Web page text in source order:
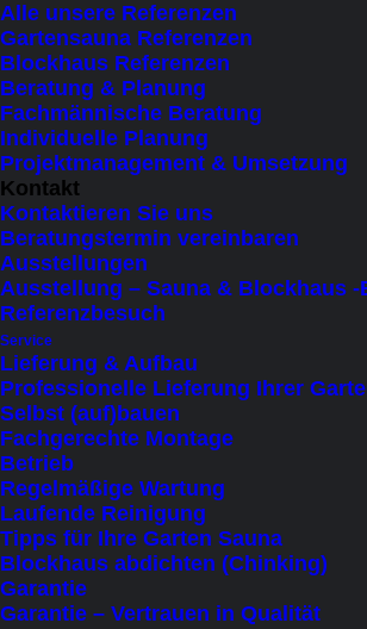
Alle unsere Referenzen
Gartensauna Referenzen
Blockhaus Referenzen
Beratung & Planung
Fachmännische Beratung
Individuelle Planung
Projektmanagement & Umsetzung
Kontakt
Kontaktieren Sie uns
Beratungstermin vereinbaren
Ausstellungen
Ausstellung – Sauna & Blockhaus -
Referenzbesuch
Service
Lieferung & Aufbau
Professionelle Lieferung Ihrer
Selbst (auf)bauen
Fachgerechte Montage
Betrieb
Regelmäßige Wartung
Laufende Reinigung
Tipps für Ihre Garten Sauna
Blockhaus abdichten (Chinking)
Garantie
Garantie – Vertrauen in Qualität
Der aufregende Harvia Spirit
Elektrosaunaofen
€1.200 inkl. MWSt.
Auf Bestellung lieferbar